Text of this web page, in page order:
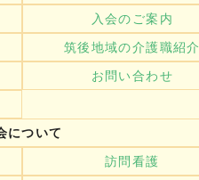
入会のご案内
筑後地域の介護職紹
お問い合わせ
について
訪問看護